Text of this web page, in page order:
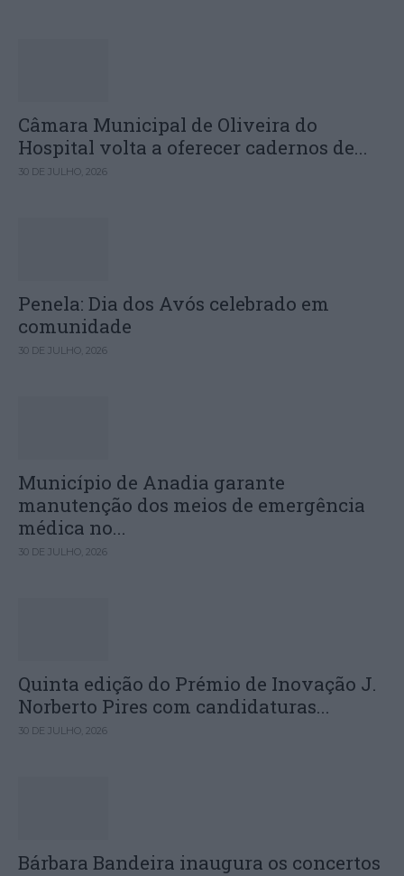
Câmara Municipal de Oliveira do
Hospital volta a oferecer cadernos de...
30 DE JULHO, 2026
Penela: Dia dos Avós celebrado em
comunidade
30 DE JULHO, 2026
Município de Anadia garante
manutenção dos meios de emergência
médica no...
30 DE JULHO, 2026
Quinta edição do Prémio de Inovação J.
Norberto Pires com candidaturas...
30 DE JULHO, 2026
Bárbara Bandeira inaugura os concertos